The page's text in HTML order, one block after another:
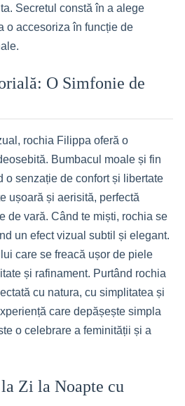
Secretul constă în a alege
o accesoriza în funcție de
O Simfonie de
rochia Filippa oferă o
Bumbacul moale și fin
o senzație de confort și libertate
ușoară și aerisită, perfectă
de vară. Când te miști, rochia se
un efect vizual subtil și elegant.
care se freacă ușor de piele
și rafinament. Purtând rochia
cu natura, cu simplitatea și
care depășește simpla
o celebrare a feminității și a
Zi la Noapte cu